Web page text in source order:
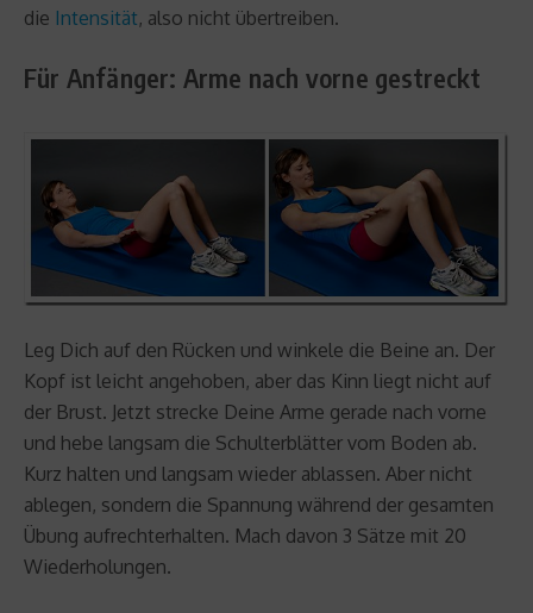
die Intensität, also nicht übertreiben.
Für Anfänger: Arme nach vorne gestreckt
Leg Dich auf den Rücken und winkele die Beine an. Der
Kopf ist leicht angehoben, aber das Kinn liegt nicht auf
der Brust. Jetzt strecke Deine Arme gerade nach vorne
und hebe langsam die Schulterblätter vom Boden ab.
Kurz halten und langsam wieder ablassen. Aber nicht
ablegen, sondern die Spannung während der gesamten
Übung aufrechterhalten. Mach davon 3 Sätze mit 20
Wiederholungen.